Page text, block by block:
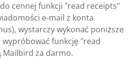
cennej funkcji "read receipts"
e-mail z konta
wystarczy wykonać poniższe
wypróbować funkcję "read
Mailbird za darmo.